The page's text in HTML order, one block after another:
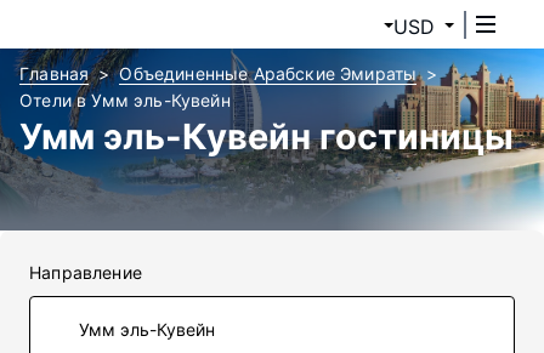
USD
Главная
Объединенные Арабские Эмираты
Отели в Умм эль-Кувейн
Умм эль-Кувейн гостиницы
Направление